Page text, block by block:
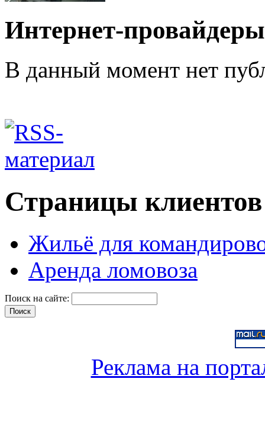
Интернет-провайдеры
В данный момент нет
Страницы клиентов
Жильё для
Аренда ломовоза
Поиск на сайте:
Реклама на